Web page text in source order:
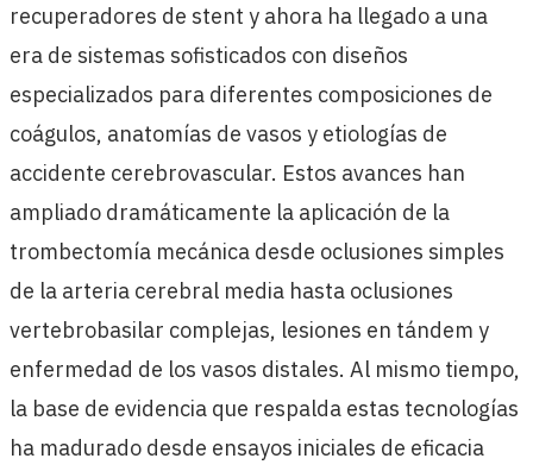
recuperadores de stent y ahora ha llegado a una
era de sistemas sofisticados con diseños
especializados para diferentes composiciones de
coágulos, anatomías de vasos y etiologías de
accidente cerebrovascular. Estos avances han
ampliado dramáticamente la aplicación de la
trombectomía mecánica desde oclusiones simples
de la arteria cerebral media hasta oclusiones
vertebrobasilar complejas, lesiones en tándem y
enfermedad de los vasos distales. Al mismo tiempo,
la base de evidencia que respalda estas tecnologías
ha madurado desde ensayos iniciales de eficacia